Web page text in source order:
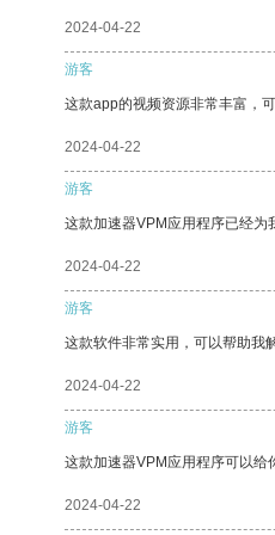
2024-04-22
游客
这款app的视频资源非常丰富，
2024-04-22
游客
这款加速器VPM应用程序已经
2024-04-22
游客
这款软件非常实用，可以帮助我
2024-04-22
游客
这款加速器VPM应用程序可以给
2024-04-22